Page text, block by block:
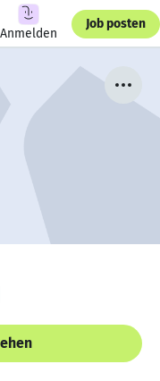
Anmelden
Job posten